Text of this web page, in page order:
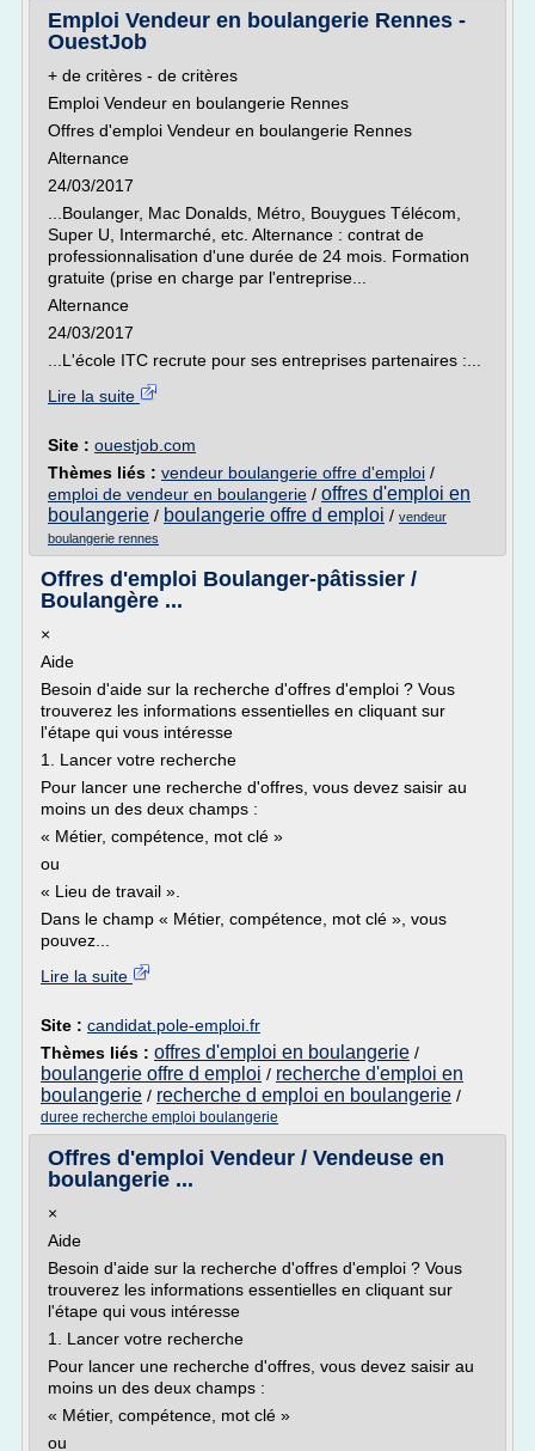
Emploi Vendeur en boulangerie Rennes -
OuestJob
+ de critères - de critères
Emploi Vendeur en boulangerie Rennes
Offres d'emploi Vendeur en boulangerie Rennes
Alternance
24/03/2017
...Boulanger, Mac Donalds, Métro, Bouygues Télécom,
Super U, Intermarché, etc. Alternance : contrat de
professionnalisation d'une durée de 24 mois. Formation
gratuite (prise en charge par l'entreprise...
Alternance
24/03/2017
...L'école ITC recrute pour ses entreprises partenaires :...
Lire la suite
Site : ouestjob.com
Thèmes liés : vendeur boulangerie offre d'emploi /
emploi de vendeur en boulangerie / offres d'emploi en
boulangerie / boulangerie offre d emploi / vendeur
boulangerie rennes
Offres d'emploi Boulanger-pâtissier /
Boulangère ...
×
Aide
Besoin d'aide sur la recherche d'offres d'emploi ? Vous
trouverez les informations essentielles en cliquant sur
l'étape qui vous intéresse
1. Lancer votre recherche
Pour lancer une recherche d'offres, vous devez saisir au
moins un des deux champs :
« Métier, compétence, mot clé »
ou
« Lieu de travail ».
Dans le champ « Métier, compétence, mot clé », vous
pouvez...
Lire la suite
Site : candidat.pole-emploi.fr
Thèmes liés : offres d'emploi en boulangerie /
boulangerie offre d emploi / recherche d'emploi en
boulangerie / recherche d emploi en boulangerie /
duree recherche emploi boulangerie
Offres d'emploi Vendeur / Vendeuse en
boulangerie ...
×
Aide
Besoin d'aide sur la recherche d'offres d'emploi ? Vous
trouverez les informations essentielles en cliquant sur
l'étape qui vous intéresse
1. Lancer votre recherche
Pour lancer une recherche d'offres, vous devez saisir au
moins un des deux champs :
« Métier, compétence, mot clé »
ou